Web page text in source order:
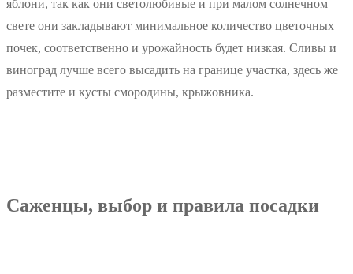
яблони, так как они светолюбивые и при малом солнечном
свете они закладывают минимальное количество цветочных
почек, соответственно и урожайность будет низкая. Сливы и
виноград лучше всего высадить на границе участка, здесь же
разместите и кусты смородины, крыжовника.
Саженцы, выбор и правила посадки